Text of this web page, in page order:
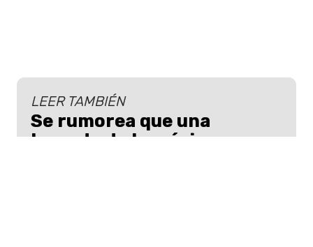
LEER TAMBIÉN
Se rumorea que una
leyenda de la música